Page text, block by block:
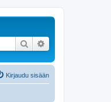
Etsi
Kirjaudu sisään